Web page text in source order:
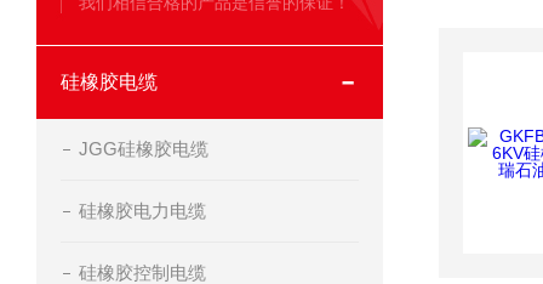
硅橡胶电缆
JGG硅橡胶电缆
硅橡胶电力电缆
硅橡胶控制电缆